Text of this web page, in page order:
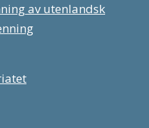
av utenlandsk